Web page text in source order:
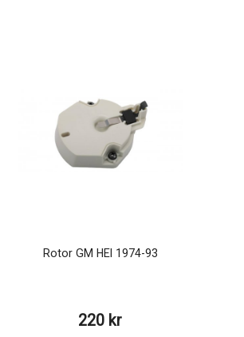
Rotor GM HEI 1974-93
220 kr